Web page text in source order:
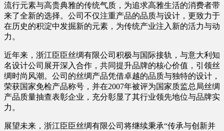
流行元素与高贵典雅的传统气质，为追求高雅生活的消费者带
来了全新的选择。公司不仅注重产品的品质与设计，更致力于
在历史的积淀中发掘新的元素，为传统产业注入新的活力与动
力。
近年来，浙江臣臣丝绸有限公司积极与国际接轨，与意大利知
名设计公司展开深入合作，共同提升品牌的核心价值，引领丝
绸时尚风潮。公司的丝绸产品凭借卓越的品质与独特的设计，
荣获国家免检产品称号，并在2007年被评为国家质监总局丝绸
产品质量抽查表彰企业，充分彰显了其行业领先地位与品牌实
力。
展望未来，浙江臣臣丝绸有限公司将继续秉承“传承与创新并